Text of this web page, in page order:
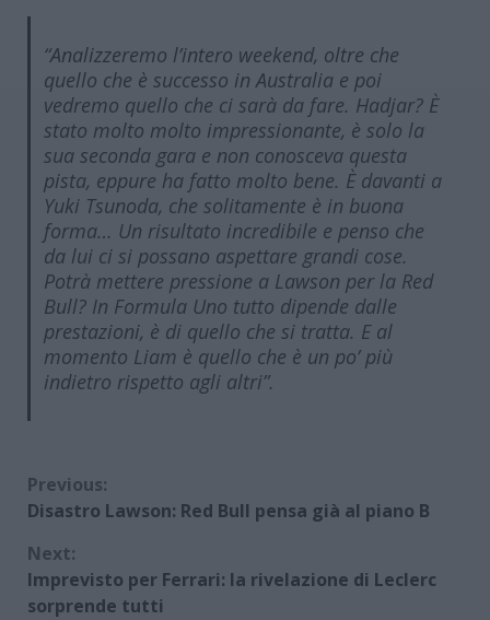
“Analizzeremo l’intero weekend, oltre che
quello che è successo in Australia e poi
vedremo quello che ci sarà da fare. Hadjar? È
stato molto molto impressionante, è solo la
sua seconda gara e non conosceva questa
pista, eppure ha fatto molto bene. È davanti a
Yuki Tsunoda, che solitamente è in buona
forma… Un risultato incredibile e penso che
da lui ci si possano aspettare grandi cose.
Potrà mettere pressione a Lawson per la Red
Bull? In Formula Uno tutto dipende dalle
prestazioni, è di quello che si tratta. E al
momento Liam è quello che è un po’ più
indietro rispetto agli altri”.
Continue
Previous:
Disastro Lawson: Red Bull pensa già al piano B
Next:
Imprevisto per Ferrari: la rivelazione di Leclerc
sorprende tutti